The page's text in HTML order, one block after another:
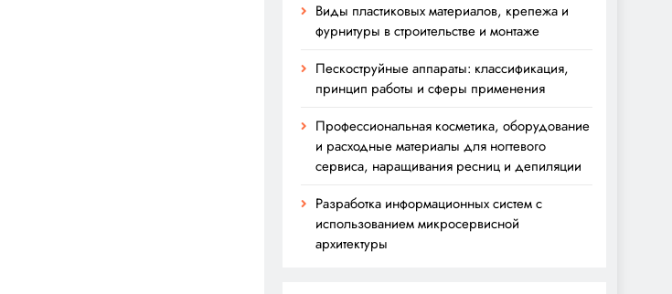
Виды пластиковых материалов, крепежа и
фурнитуры в строительстве и монтаже
Пескоструйные аппараты: классификация,
принцип работы и сферы применения
Профессиональная косметика, оборудование
и расходные материалы для ногтевого
сервиса, наращивания ресниц и депиляции
Разработка информационных систем с
использованием микросервисной
архитектуры